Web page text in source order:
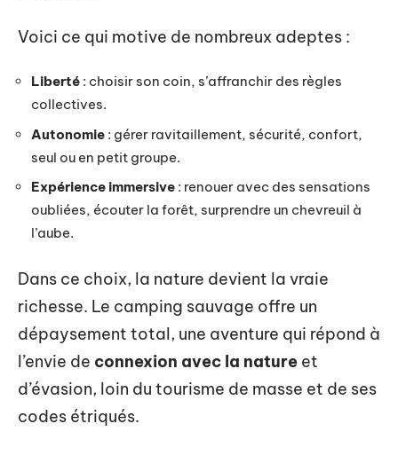
Voici ce qui motive de nombreux adeptes :
Liberté : choisir son coin, s’affranchir des règles
collectives.
Autonomie : gérer ravitaillement, sécurité, confort,
seul ou en petit groupe.
Expérience immersive : renouer avec des sensations
oubliées, écouter la forêt, surprendre un chevreuil à
l’aube.
Dans ce choix, la nature devient la vraie
richesse. Le camping sauvage offre un
dépaysement total, une aventure qui répond à
l’envie de connexion avec la nature et
d’évasion, loin du tourisme de masse et de ses
codes étriqués.